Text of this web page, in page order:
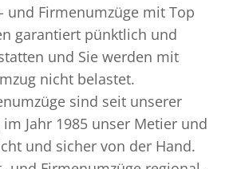
und Firmenumzüge mit Top
garantiert pünktlich und
und Sie werden mit
nicht belastet.
sind seit unserer
Jahr 1985 unser Metier und
und sicher von der Hand.